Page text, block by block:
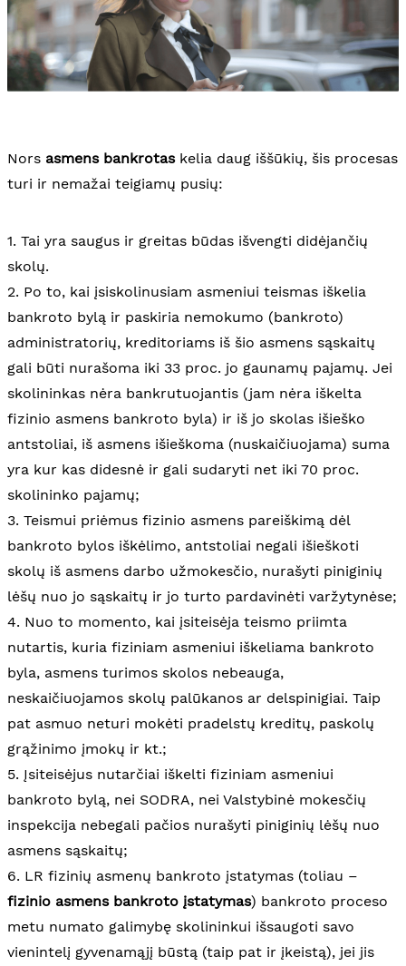
Nors asmens bankrotaskelia daug iššūkių, šis procesas
turi ir nemažai teigiamų pusių:
1. Tai yra saugus ir greitas būdas išvengti didėjančių
skolų.
2. Po to, kai įsiskolinusiam asmeniui teismas iškelia
bankroto bylą ir paskiria nemokumo (bankroto)
administratorių, kreditoriams iš šio asmens sąskaitų
gali būti nurašoma iki 33 proc. jo gaunamų pajamų. Jei
skolininkas nėra bankrutuojantis (jam nėra iškelta
fizinio asmens bankroto byla) ir iš jo skolas išieško
antstoliai, iš asmens išieškoma (nuskaičiuojama) suma
yra kur kas didesnė ir gali sudaryti net iki 70 proc.
skolininko pajamų;
3. Teismui priėmus fizinio asmens pareiškimą dėl
bankroto bylos iškėlimo, antstoliai negali išieškoti
skolų iš asmens darbo užmokesčio, nurašyti piniginių
lėšų nuo jo sąskaitų ir jo turto pardavinėti varžytynėse;
4. Nuo to momento, kai įsiteisėja teismo priimta
nutartis, kuria fiziniam asmeniui iškeliama bankroto
byla, asmens turimos skolos nebeauga,
neskaičiuojamos skolų palūkanos ar delspinigiai. Taip
pat asmuo neturi mokėti pradelstų kreditų, paskolų
grąžinimo įmokų ir kt.;
5. Įsiteisėjus nutarčiai iškelti fiziniam asmeniui
bankroto bylą, nei SODRA, nei Valstybinė mokesčių
inspekcija nebegali pačios nurašyti piniginių lėšų nuo
asmens sąskaitų;
6. LR fizinių asmenų bankroto įstatymas (toliau –
fizinio asmens bankroto įstatymas) bankroto proceso
metu numato galimybę skolininkui išsaugoti savo
vienintelį gyvenamąjį būstą (taip pat ir įkeistą), jei jis